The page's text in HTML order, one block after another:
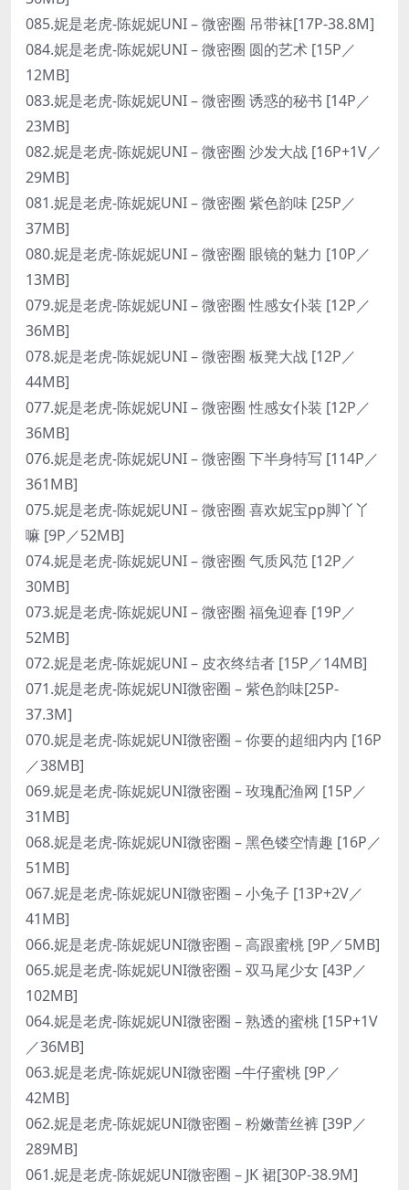
085.妮是老虎-陈妮妮UNI – 微密圈 吊带袜[17P-38.8M]
084.妮是老虎-陈妮妮UNI – 微密圈 圆的艺术 [15P／
12MB]
083.妮是老虎-陈妮妮UNI – 微密圈 诱惑的秘书 [14P／
23MB]
082.妮是老虎-陈妮妮UNI – 微密圈 沙发大战 [16P+1V／
29MB]
081.妮是老虎-陈妮妮UNI – 微密圈 紫色韵味 [25P／
37MB]
080.妮是老虎-陈妮妮UNI – 微密圈 眼镜的魅力 [10P／
13MB]
079.妮是老虎-陈妮妮UNI – 微密圈 性感女仆装 [12P／
36MB]
078.妮是老虎-陈妮妮UNI – 微密圈 板凳大战 [12P／
44MB]
077.妮是老虎-陈妮妮UNI – 微密圈 性感女仆装 [12P／
36MB]
076.妮是老虎-陈妮妮UNI – 微密圈 下半身特写 [114P／
361MB]
075.妮是老虎-陈妮妮UNI – 微密圈 喜欢妮宝pp脚丫丫
嘛 [9P／52MB]
074.妮是老虎-陈妮妮UNI – 微密圈 气质风范 [12P／
30MB]
073.妮是老虎-陈妮妮UNI – 微密圈 福兔迎春 [19P／
52MB]
072.妮是老虎-陈妮妮UNI – 皮衣终结者 [15P／14MB]
071.妮是老虎-陈妮妮UNI微密圈 – 紫色韵味[25P-
37.3M]
070.妮是老虎-陈妮妮UNI微密圈 – 你要的超细内内 [16P
／38MB]
069.妮是老虎-陈妮妮UNI微密圈 – 玫瑰配渔网 [15P／
31MB]
068.妮是老虎-陈妮妮UNI微密圈 – 黑色镂空情趣 [16P／
51MB]
067.妮是老虎-陈妮妮UNI微密圈 – 小兔子 [13P+2V／
41MB]
066.妮是老虎-陈妮妮UNI微密圈 – 高跟蜜桃 [9P／5MB]
065.妮是老虎-陈妮妮UNI微密圈 – 双马尾少女 [43P／
102MB]
064.妮是老虎-陈妮妮UNI微密圈 – 熟透的蜜桃 [15P+1V
／36MB]
063.妮是老虎-陈妮妮UNI微密圈 –牛仔蜜桃 [9P／
42MB]
062.妮是老虎-陈妮妮UNI微密圈 – 粉嫩蕾丝裤 [39P／
289MB]
061.妮是老虎-陈妮妮UNI微密圈 – JK 裙[30P-38.9M]